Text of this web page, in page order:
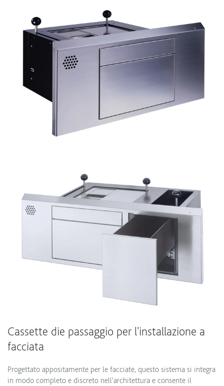
Cassette die passaggio per l'installazione a
facciata
Progettato appositamente per le facciate, questo sistema si integra
in modo completo e discreto nell'architettura e consente il